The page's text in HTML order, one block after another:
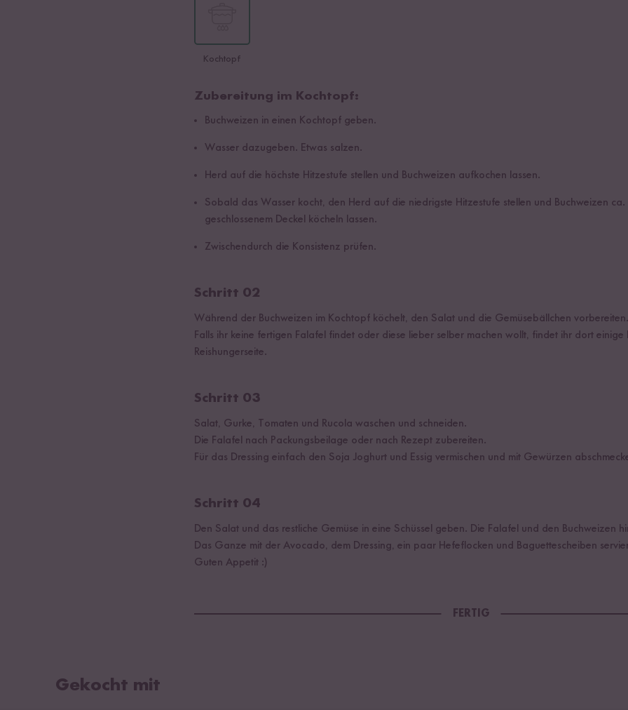
Kochtopf
Zubereitung im Kochtopf:
Buchweizen in einen Kochtopf geben.
Wasser dazugeben. Etwas salzen.
Herd auf die höchste Hitzestufe stellen und Buchweizen aufkochen lassen.
Sobald das Wasser kocht, den Herd auf die niedrigste Hitzestufe stellen und Buchweizen
geschlossenem Deckel köcheln lassen.
Zwischendurch die Konsistenz prüfen.
Schritt 02
Während der Buchweizen im Kochtopf köchelt, den Salat und die Gemüsebällchen vorbereiten.
Falls ihr keine fertigen Falafel findet oder diese lieber selber machen wollt, findet ihr dort einige
Reishungerseite.
Schritt 03
Salat, Gurke, Tomaten und Rucola waschen und schneiden.
Die Falafel nach Packungsbeilage oder nach Rezept zubereiten.
Für das Dressing einfach den Soja Joghurt und Essig vermischen und mit Gewürzen
Schritt 04
Den Salat und das restliche Gemüse in eine Schüssel geben. Die Falafel und den Buchweizen
Das Ganze mit der Avocado, dem Dressing, ein paar Hefeflocken und Baguettescheiben
Guten Appetit :)
FERTIG
Gekocht mit